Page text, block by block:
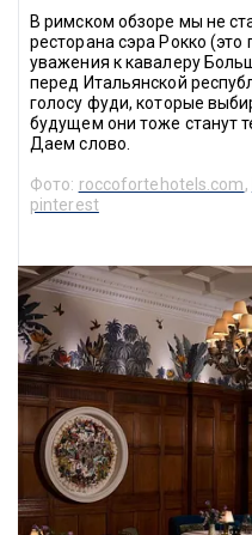
В римском обзоре мы не
ресторана сэра Рокко (это
уважения к кавалеру
перед Итальянской
голосу фуди, которые
будущем они тоже станут
Даем слово.
Фото: roccofortehotels.com,
pinterest